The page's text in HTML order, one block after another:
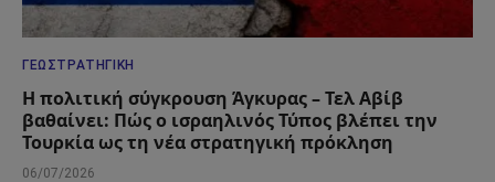
ΓΕΩΣΤΡΑΤΗΓΙΚΉ
Η πολιτική σύγκρουση Άγκυρας – Τελ Αβίβ
βαθαίνει: Πώς ο ισραηλινός Τύπος βλέπει την
Τουρκία ως τη νέα στρατηγική πρόκληση
06/07/2026